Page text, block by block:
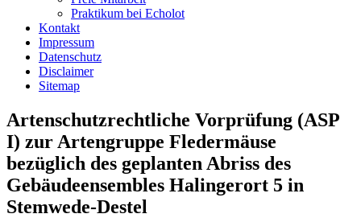
Praktikum bei Echolot
Kontakt
Impressum
Datenschutz
Disclaimer
Sitemap
Artenschutzrechtliche Vorprüfung (ASP
I) zur Artengruppe Fledermäuse
bezüglich des geplanten Abriss des
Gebäudeensembles Halingerort 5 in
Stemwede-Destel